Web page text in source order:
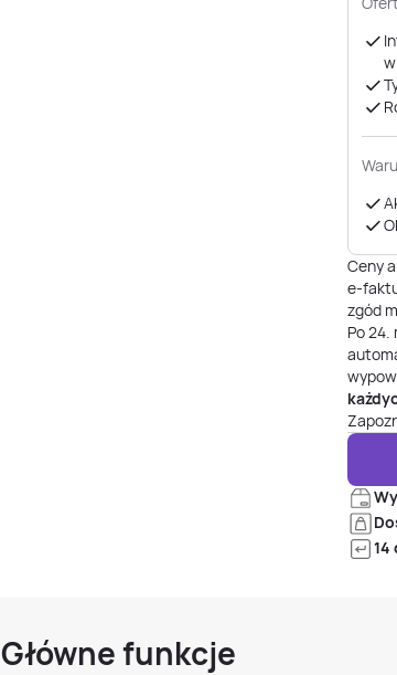
Ceny
e-
zgód
Po24.
14
Główne funkcje